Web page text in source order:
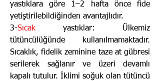
yastıklara göre 1–2 hafta önce fide
yetiştirilebildiğinden avantajlıdır.
3-Sıcak yastıklar: Ülkemiz
tütüncülüğünde kullanılmamaktadır.
Sıcaklık, fidelik zeminine taze at gübresi
serilerek sağlanır ve üzeri devamlı
kapalı tutulur. İklimi soğuk olan tütüncü